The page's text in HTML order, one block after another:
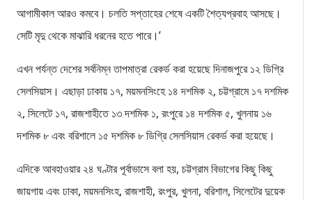
আগামীকাল আরও কমবে। চলতি সপ্তাহের শেষে একটি শৈত্যপ্রবাহ আসছে।
সেটি মৃদু থেকে মাঝারি ধরনের হতে পারে।’
এখন পর্যন্ত দেশের সর্বনিম্ন তাপমাত্রা রেকর্ড করা হয়েছে দিনাজপুরে ১২ ডিগ্রি
সেলসিয়াস। এছাড়া ঢাকায় ১৭, ময়মনসিংহে ১৪ দশমিক ২, চট্টগ্রামে ১৭ দশমিক
২, সিলেটে ১৭, রাজশাহীতে ১৩ দশমিক ১, রংপুরে ১৪ দশমিক ৫, খুলনায় ১৬
দশমিক ৮ এবং বরিশালে ১৫ দশমিক ৮ ডিগ্রি সেলসিয়াস রেকর্ড করা হয়েছে।
এদিকে আবহাওয়ার ২৪ ঘণ্টার পূর্বাভাসে বলা হয়, চট্টগ্রাম বিভাগের কিছু কিছু
জায়গায় এবং ঢাকা, ময়মনসিংহ, রাজশাহী, রংপুর, খুলনা, বরিশাল, সিলেটের দুয়েক